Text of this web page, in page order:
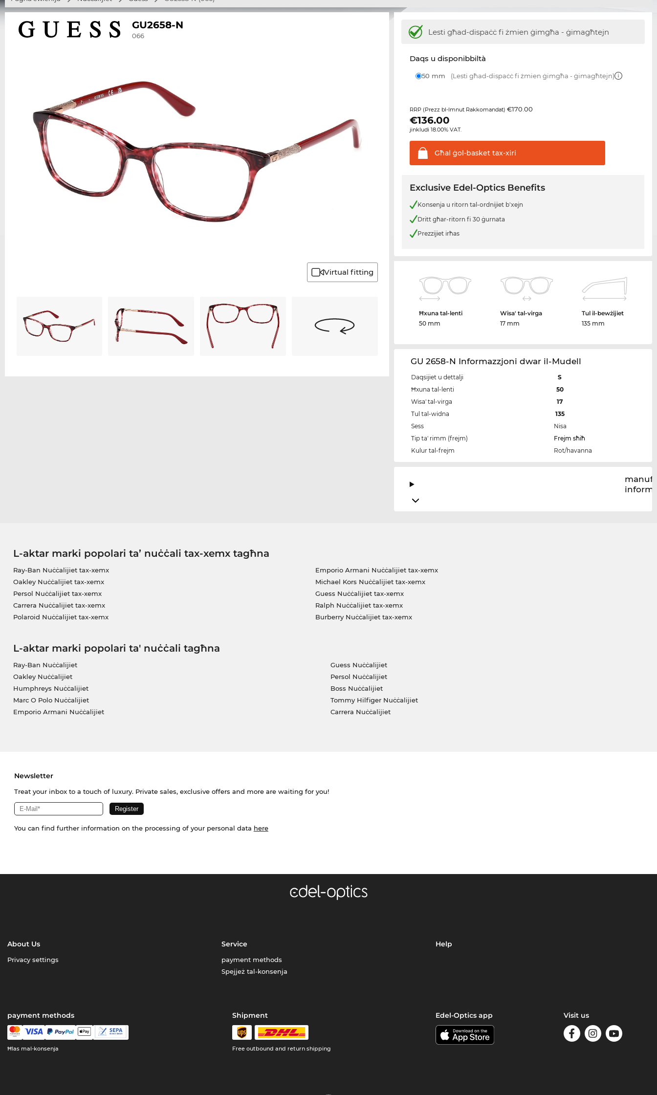
GU2658-N
066
Virtual fitting
Lesti għad-dispaċċ fi żmien ġimgħa - ġimagħtejn
Daqs u disponibbiltà
50 mm (Lesti għad-dispaċċ fi żmien ġimgħa - ġimagħtejn)
RRP (Prezz bl-Imnut Rakkomandat)€170.00
€136.00
jinkludi 18.00% VAT.
Għal ġol-basket tax-xiri
Exclusive Edel-Optics Benefits
Konsenja u ritorn tal-ordnijiet b'xejn
Dritt għar-ritorn fi 30 ġurnata
Prezzijiet irħas
Ħxuna tal-lenti
50 mm
Wisa' tal-virga
17 mm
Tul il-bewżijiet
135 mm
GU 2658-N Informazzjoni dwar il-Mudell
Daqsijiet u dettalji
S
Ħxuna tal-lenti
50
Wisa' tal-virga
17
Tul tal-widna
135
Sess
Nisa
Tip ta' rimm (frejm)
Frejm sħiħ
Kulur tal-frejm
Rot/havanna
L-aktar marki popolari ta’ nuċċali tax-xemx tagħna
Ray-Ban Nuċċalijiet tax-xemx
Oakley Nuċċalijiet tax-xemx
Persol Nuċċalijiet tax-xemx
Carrera Nuċċalijiet tax-xemx
Polaroid Nuċċalijiet tax-xemx
Emporio Armani Nuċċalijiet tax-xemx
Michael Kors Nuċċalijiet tax-xemx
Guess Nuċċalijiet tax-xemx
Ralph Nuċċalijiet tax-xemx
Burberry Nuċċalijiet tax-xemx
L-aktar marki popolari ta' nuċċali tagħna
Ray-Ban Nuċċalijiet
Oakley Nuċċalijiet
Humphreys Nuċċalijiet
Marc O Polo Nuċċalijiet
Emporio Armani Nuċċalijiet
Guess Nuċċalijiet
Persol Nuċċalijiet
Boss Nuċċalijiet
Tommy Hilfiger Nuċċalijiet
Carrera Nuċċalijiet
Newsletter
Treat your inbox to a touch of luxury. Private sales, exclusive offers and more are waiting for you!
You can find further information on the processing of your personal data here
About Us
Privacy settings
Service
payment methods
Spejjeż tal-konsenja
Help
payment methods
Ħlas mal-konsenja
Shipment
Free outbound and return shipping
Edel-Optics app Visit us